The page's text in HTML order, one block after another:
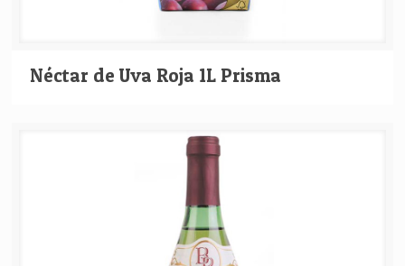
Néctar de Uva Roja 1L Prisma